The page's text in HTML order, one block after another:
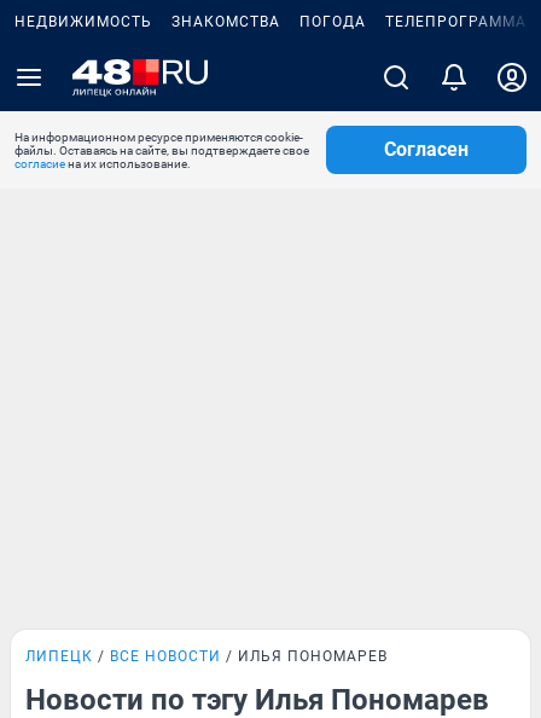
НЕДВИЖИМОСТЬ ЗНАКОМСТВА ПОГОДА ТЕЛЕПРОГРАММА
На информационном ресурсе применяются cookie-
файлы. Оставаясь на сайте, вы подтверждаете свое
согласиена их использование.
Согласен
ЛИПЕЦК ВСЕ НОВОСТИ ИЛЬЯ ПОНОМАРЕВ
Новости по тэгу Илья Пономарев